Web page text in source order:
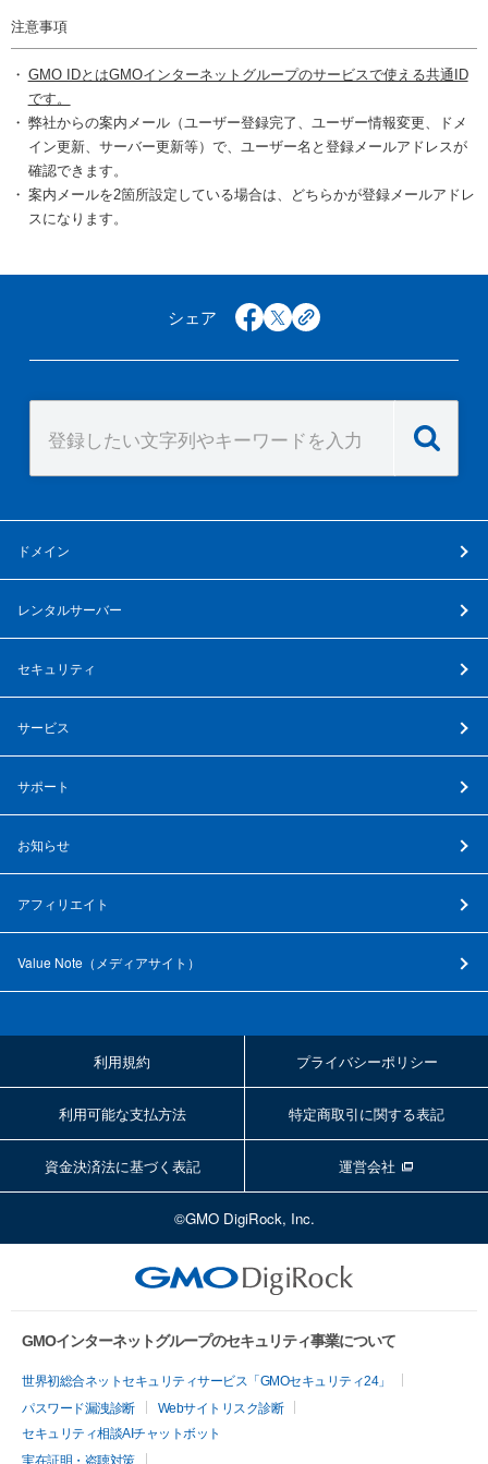
注意事項
GMO IDとはGMOインターネットグループのサービスで使える共通ID
です。
弊社からの案内メール（ユーザー登録完了、ユーザー情報変更、ドメ
イン更新、サーバー更新等）で、ユーザー名と登録メールアドレスが
確認できます。
案内メールを2箇所設定している場合は、どちらかが登録メールアドレ
スになります。
シェア facebook
x copy
ドメイン
レンタルサーバー
セキュリティ
サービス
サポート
お知らせ
アフィリエイト
Value Note（ メディアサイト ）
利用規約 プライバシーポリシー
利用可能な支払方法 特定商取引に関する表記
資金決済法に基づく表記 運営会社
©GMO DigiRock, Inc.
GMOインターネットグループのセキュリティ事業について
世界初総合ネットセキュリティサービス「GMOセキュリティ24」
パスワード漏洩診断
Webサイトリスク診断
セキュリティ相談AIチャットボット
実在証明・盗聴対策